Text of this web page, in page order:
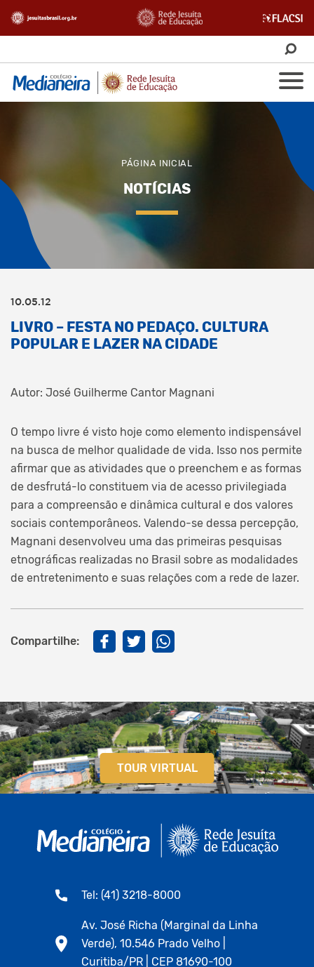
PÁGINA INICIAL
NOTÍCIAS
10.05.12
LIVRO – FESTA NO PEDAÇO. CULTURA
POPULAR E LAZER NA CIDADE
Autor: José Guilherme Cantor Magnani
O tempo livre é visto hoje como elemento indispensável
na busca de melhor qualidade de vida. Isso nos permite
afirmar que as atividades que o preenchem e as formas
de desfrutá-lo constituem via de acesso privilegiada
para a compreensão e dinâmica cultural e dos valores
sociais contemporâneos. Valendo-se dessa percepção,
Magnani desenvolveu uma das primeiras pesquisas
etnográficas realizadas no Brasil sobre as modalidades
de entretenimento e suas relações com a rede de lazer.
Compartilhe:
TOUR VIRTUAL
Tel: (41) 3218-8000
Av. José Richa (Marginal da Linha
Verde), 10.546 Prado Velho |
Curitiba/PR | CEP 81690-100